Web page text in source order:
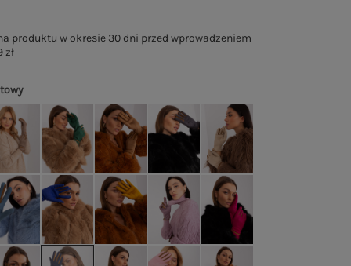
produktu w okresie 30 dni przed wprowadzeniem
zł